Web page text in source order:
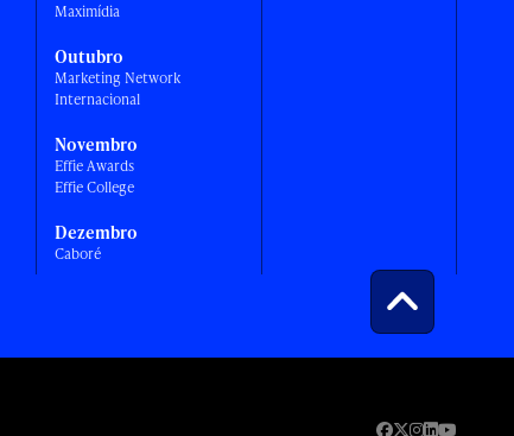
Maximídia
Outubro
Marketing Network
Internacional
Novembro
Effie Awards
Effie College
Dezembro
Caboré